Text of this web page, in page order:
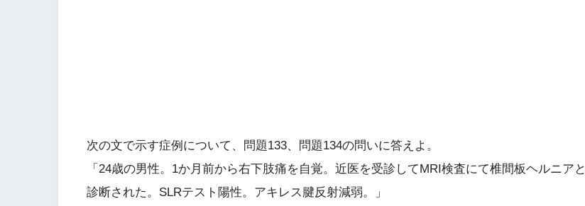
次の文で示す症例について、問題133、問題134の問いに答えよ。
「24歳の男性。1か月前から右下肢痛を自覚。近医を受診してMRI検査にて椎間板ヘルニアと
診断された。SLRテスト陽性。アキレス腱反射減弱。」